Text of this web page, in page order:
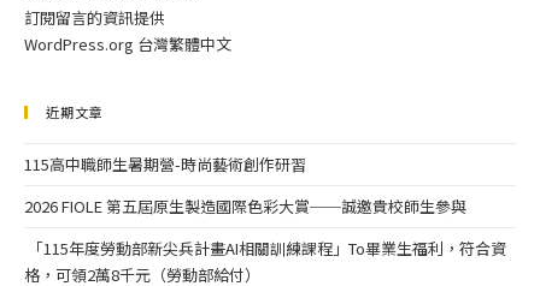
訂閱留言的資訊提供
WordPress.org 台灣繁體中文
近期文章
115高中職師生暑期營-時尚藝術創作研習
2026 FIOLE 第五屆原生製造國際色彩大賞──誠邀貴校師生參與
「115年度勞動部新尖兵計畫AI相關訓練課程」To畢業生福利，符合資
格，可領2萬8千元（勞動部給付）